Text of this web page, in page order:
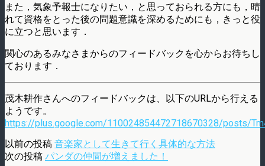
また，気象予報士になりたい，と思っておられる方にも，晴
れて資格をとった後の問題意識を深めるためにも，きっと役
に立つと思います．
関心のあるみなさまからのフィードバックを心からお待ちし
ております．
茂木耕作さんへのフィードバックは、以下のURLから行える
ようです。
https://plus.google.com/110024854472718670328/posts/
以前の投稿 音楽家として生きて行く具体的な方法
次の投稿 パンダの仲間が増えました！